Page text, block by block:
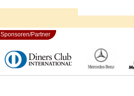
Sponsoren/Partner